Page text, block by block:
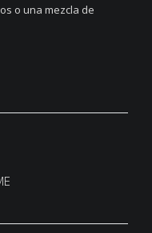
o una mezcla de